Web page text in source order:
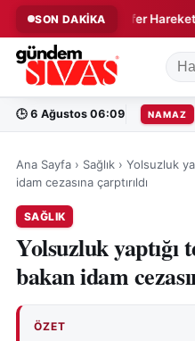
SON DAKİKA
Transfer
🕒 6 Ağustos 06:09 NAMAZ
Ana Sayfa › Sağlık › Yolsuzluk
idam cezasına çarptırıldı
SAĞLIK
Yolsuzluk yaptığı
bakan idam
ÖZET